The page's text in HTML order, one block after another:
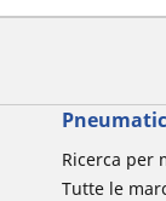
Ricerca per
Tutte le